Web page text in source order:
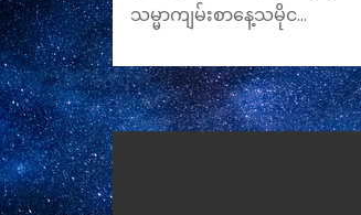
သမ္မာကျမ်းစာနေ့သမိုင…